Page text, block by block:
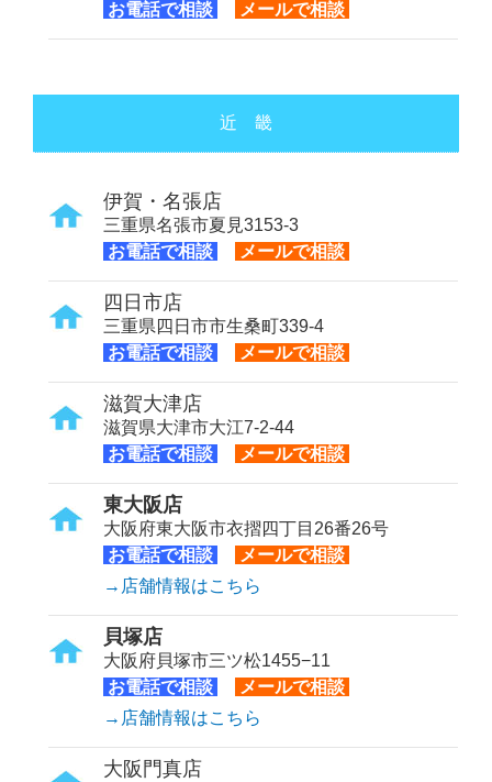
お電話で相談 メールで相談
近 畿
伊賀・名張店
三重県名張市夏見3153-3
お電話で相談
メールで相談
四日市店
三重県四日市市生桑町339-4
お電話で相談
メールで相談
滋賀大津店
滋賀県大津市大江7-2-44
お電話で相談
メールで相談
東大阪店
大阪府東大阪市衣摺四丁目26番26号
お電話で相談
メールで相談
→店舗情報はこちら
貝塚店
大阪府貝塚市三ツ松1455−11
お電話で相談
メールで相談
→店舗情報はこちら
大阪門真店